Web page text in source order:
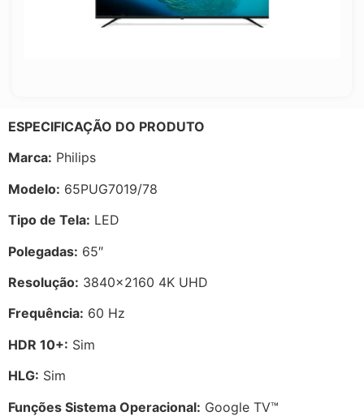
ESPECIFICAÇÃO DO PRODUTO
Marca: Philips
Modelo: 65PUG7019/78
Tipo de Tela: LED
Polegadas: 65″
Resolução: 3840×2160 4K UHD
Frequência: 60 Hz
HDR 10+: Sim
HLG: Sim
Funções Sistema Operacional: Google TV™